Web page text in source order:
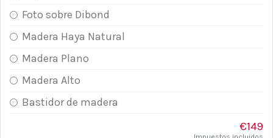
Foto sobre Dibond
Madera Haya Natural
Madera Plano
Madera Alto
Bastidor de madera
€149